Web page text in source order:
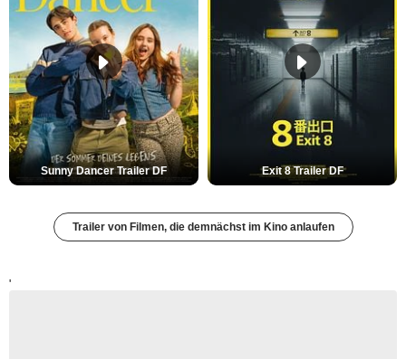
Sunny Dancer Trailer DF Exit 8 Trailer DF
Trailer von Filmen, die demnächst im Kino anlaufen
'